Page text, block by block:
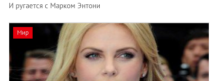
И ругается с Марком Энтони
Мир